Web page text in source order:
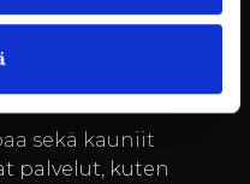
suunnittelua, jotta
järjestämään
sekä kauniit
palvelut, kuten